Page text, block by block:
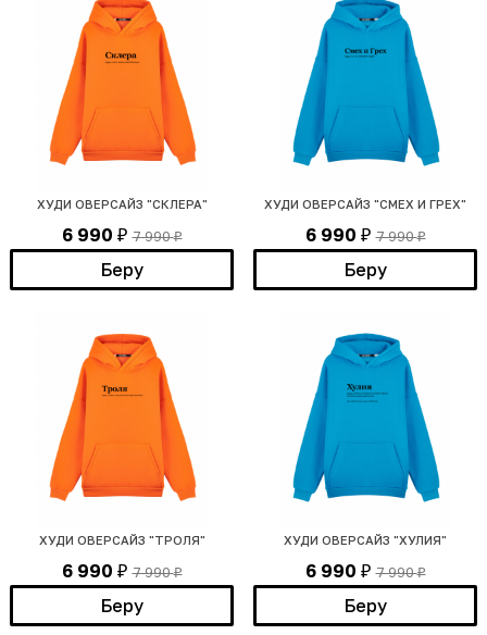
ХУДИ ОВЕРСАЙЗ "СКЛЕРА"
6 990 ₽ 7 990₽
Беру
ХУДИ ОВЕРСАЙЗ "СМЕХ И ГРЕХ"
6 990 ₽ 7 990₽
Беру
ХУДИ ОВЕРСАЙЗ "ТРОЛЯ"
6 990 ₽ 7 990₽
Беру
ХУДИ ОВЕРСАЙЗ "ХУЛИЯ"
6 990 ₽ 7 990₽
Беру